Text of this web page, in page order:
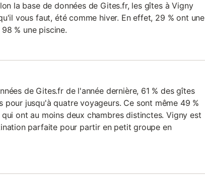
la base de données de Gites.fr, les gîtes à Vigny
vous faut, été comme hiver. En effet, 29 % ont une
% une piscine.
de Gites.fr de l'année dernière, 61 % des gîtes
pour jusqu'à quatre voyageurs. Ce sont même 49 %
ont au moins deux chambres distinctes. Vigny est
parfaite pour partir en petit groupe en